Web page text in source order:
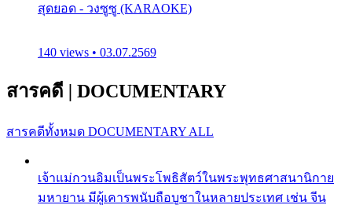
สุดยอด - วงซูซู (KARAOKE)
140 views • 03.07.2569
สารคดี | DOCUMENTARY
สารคดีทั้งหมด DOCUMENTARY ALL
เจ้าแม่กวนอิมเป็นพระโพธิสัตว์ในพระพุทธศาสนานิกาย
มหายาน มีผู้เคารพนับถือบูชาในหลายประเทศ เช่น จีน